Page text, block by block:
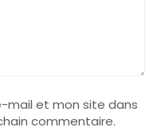
mail et mon site dans
commentaire.